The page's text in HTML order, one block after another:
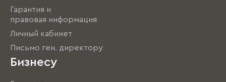
Гарантия и
правовая информация
Личный кабинет
Письмо ген. директору
Бизнесу